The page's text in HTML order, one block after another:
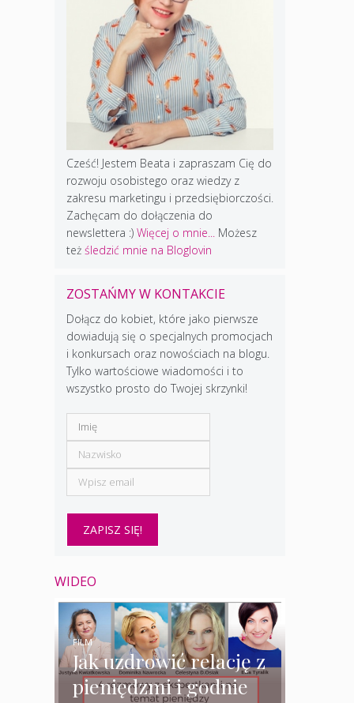
Cześć! Jestem Beata i zapraszam Cię do
rozwoju osobistego oraz wiedzy z
zakresu marketingu i przedsiębiorczości.
Zachęcam do dołączenia do
newslettera :) Więcej o mnie...
Możesz
też śledzić mnie na Bloglovin
ZOSTAŃMY W KONTAKCIE
Dołącz do kobiet, które jako pierwsze
dowiadują się o specjalnych promocjach
i konkursach oraz nowościach na blogu.
Tylko wartościowe wiadomości i to
wszystko prosto do Twojej skrzynki!
WIDEO
Jak uzdrowić relację z
pieniędzmi i godnie
FILM